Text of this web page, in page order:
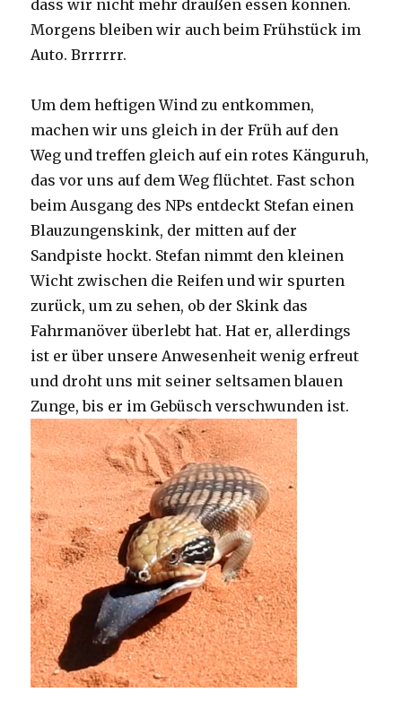
dass wir nicht mehr draußen essen können.
Morgens bleiben wir auch beim Frühstück im
Auto. Brrrrrr.
Um dem heftigen Wind zu entkommen,
machen wir uns gleich in der Früh auf den
Weg und treffen gleich auf ein rotes Känguruh,
das vor uns auf dem Weg flüchtet. Fast schon
beim Ausgang des NPs entdeckt Stefan einen
Blauzungenskink, der mitten auf der
Sandpiste hockt. Stefan nimmt den kleinen
Wicht zwischen die Reifen und wir spurten
zurück, um zu sehen, ob der Skink das
Fahrmanöver überlebt hat. Hat er, allerdings
ist er über unsere Anwesenheit wenig erfreut
und droht uns mit seiner seltsamen blauen
Zunge, bis er im Gebüsch verschwunden ist.